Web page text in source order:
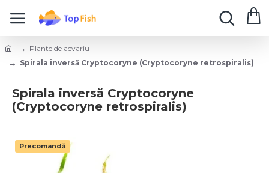
Plante de acvariu
Spirala inversă Cryptocoryne (Cryptocoryne retrospiralis)
Spirala inversă Cryptocoryne
(Cryptocoryne retrospiralis)
Precomandă